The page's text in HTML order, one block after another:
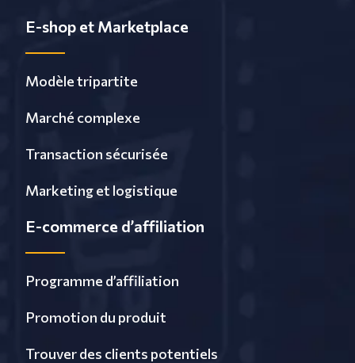
E-shop et Marketplace
Modèle tripartite
Marché complexe
Transaction sécurisée
Marketing et logistique
E-commerce d’affiliation
Programme d’affiliation
Promotion du produit
Trouver des clients potentiels